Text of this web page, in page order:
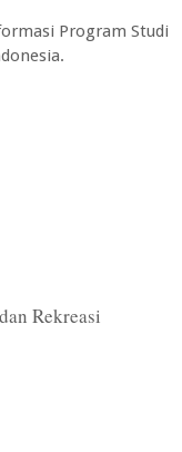
Program Studi
.
Rekreasi